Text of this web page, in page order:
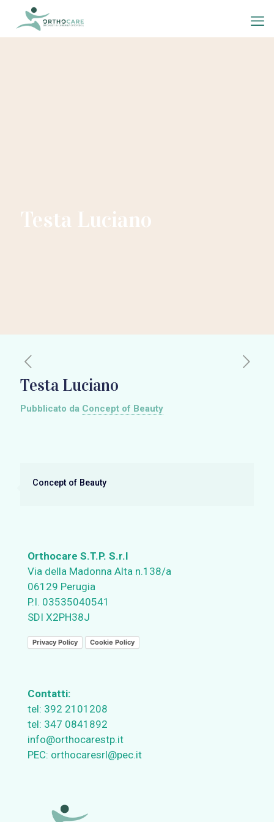
Testa Luciano
Testa Luciano
Pubblicato da Concept of Beauty
Concept of Beauty
Orthocare S.T.P. S.r.l
Via della Madonna Alta n.138/a
06129 Perugia
P.I. 03535040541
SDI X2PH38J
Privacy Policy Cookie Policy
Contatti:
tel: 392 2101208
tel: 347 0841892
info@orthocarestp.it
PEC: orthocaresrl@pec.it